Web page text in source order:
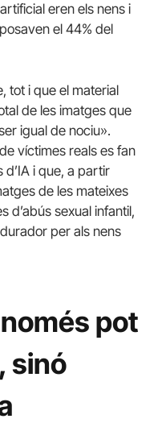
eren els nens i
el 44% del
tot i que el material
de les imatges que
igual de nociu».
víctimes reals es fan
i que, a partir
de les mateixes
d’abús sexual infantil,
per als nens
pot
sinó